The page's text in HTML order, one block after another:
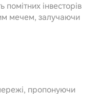
інвесторів
мечем, залучаючи
пропонуючи